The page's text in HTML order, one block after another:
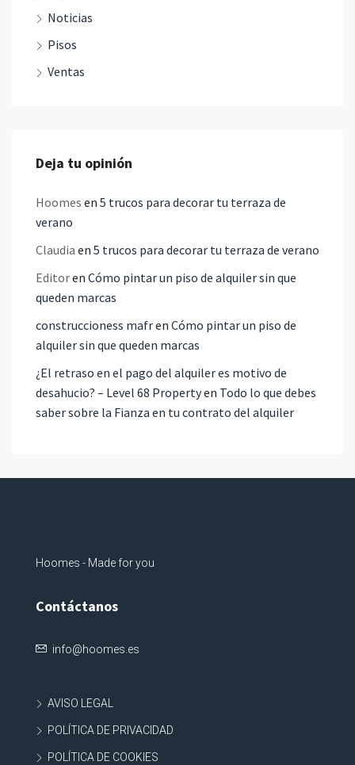
Noticias
Pisos
Ventas
Deja tu opinión
Hoomes en 5 trucos para decorar tu terraza de
verano
Claudia en 5 trucos para decorar tu terraza de verano
Editoren Cómo pintar un piso de alquiler sin que
queden marcas
construccioness mafren Cómo pintar un piso de
alquiler sin que queden marcas
¿El retraso en el pago del alquiler es motivo de
desahucio? – Level 68 Propertyen Todo lo que debes
saber sobre la Fianza en tu contrato del alquiler
Hoomes - Made for you
Contáctanos
info@hoomes.es
AVISO LEGAL
POLÍTICA DE PRIVACIDAD
POLÍTICA DE COOKIES